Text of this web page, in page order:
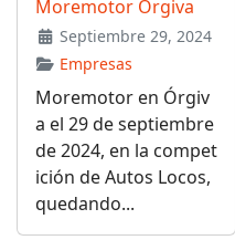
Moremotor Órgiva
Septiembre 29, 2024
Empresas
Moremotor en Órgiv
a el 29 de septiembre
de 2024, en la compet
ición de Autos Locos,
quedando...